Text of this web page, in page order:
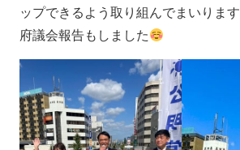
ップできるよう取り組んでまいります
府議会報告もしました